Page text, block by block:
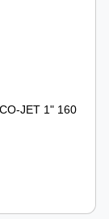
JET 1" 160